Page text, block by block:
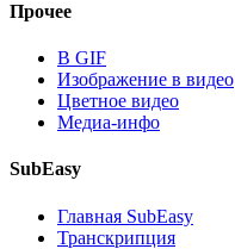
Прочее
В GIF
Изображение в видео
Цветное видео
Медиа-инфо
SubEasy
Главная SubEasy
Транскрипция